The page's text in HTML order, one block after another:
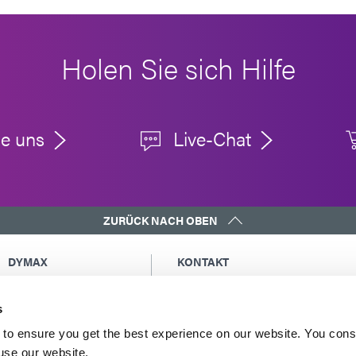
ensure you get the best experience on our website. You
our website.
Holen Sie sich Hilfe
uns Live-Chat
ZURÜCK NACH OBEN
DYMAX
Einkaufsbedingungen
KONTAKT
Nordamerika: +1 860.482.1010